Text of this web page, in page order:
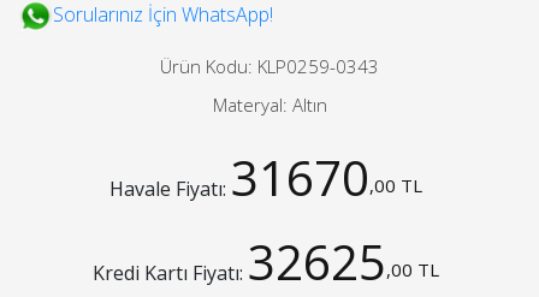
Sorularınız İçin WhatsApp!
Ürün Kodu: KLP0259-0343
Materyal: Altın
Havale Fiyatı: 31670,00 TL
Kredi Kartı Fiyatı: 32625,00 TL